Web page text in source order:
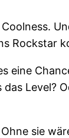
Rockstar
eine
Level?
sie